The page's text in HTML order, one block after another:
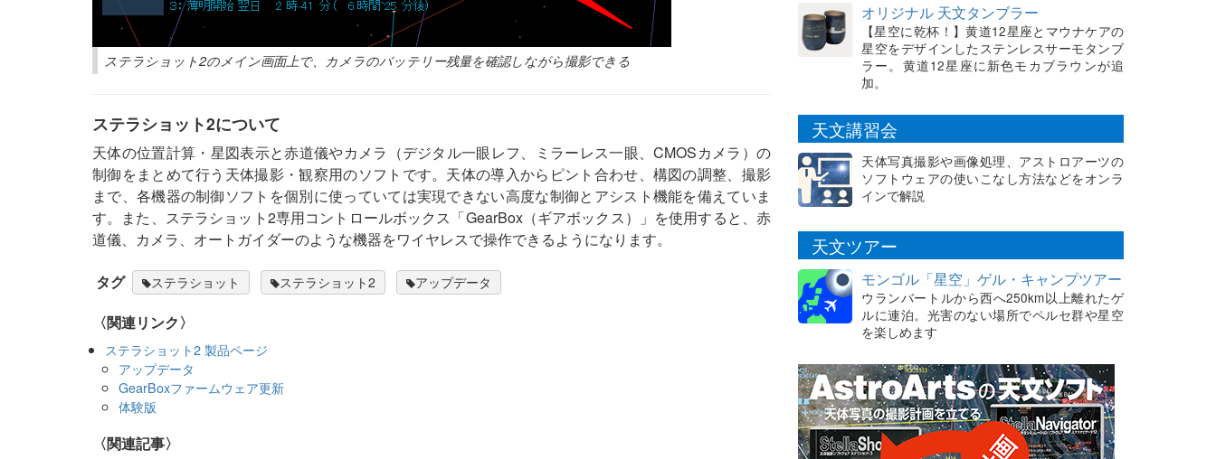
ステラショット2のメイン画面上で、カメラのバッテリー残量を確認しながら撮影できる
ステラショット2について
天体の位置計算・星図表示と赤道儀やカメラ（デジタル一眼レフ、ミラーレス一眼、CMOSカメラ）の
制御をまとめて行う天体撮影・観察用のソフトです。天体の導入からピント合わせ、構図の調整、撮影
まで、各機器の制御ソフトを個別に使っていては実現できない高度な制御とアシスト機能を備えていま
す。また、ステラショット2専用コントロールボックス「GearBox（ギアボックス）」を使用すると、赤
道儀、カメラ、オートガイダーのような機器をワイヤレスで操作できるようになります。
タグ ステラショット ステラショット2 アップデータ
〈関連リンク〉
ステラショット2 製品ページ
アップデータ
GearBoxファームウェア更新
体験版
関連記事
オリジナル 天文タンブラー
【星空に乾杯！】黄道12星座とマウナケアの
星空をデザインしたステンレスサーモタンブ
ラー。黄道12星座に新色モカブラウンが追
加。
天文講習会
天体写真撮影や画像処理、アストロアーツの
ソフトウェアの使いこなし方法などをオンラ
インで解説
天文ツアー
モンゴル「星空」ゲル・キャンプツアー
ウランバートルから西へ250km以上離れたゲ
ルに連泊。光害のない場所でペルセ群や星空
を楽しめます